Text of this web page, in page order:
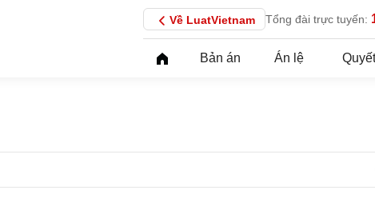
Về LuatVietnam Tổng đài trực tuyến:
Bản án Án lệ